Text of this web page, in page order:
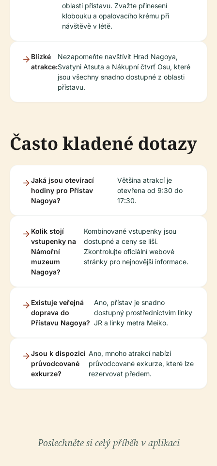
oblasti přístavu. Zvažte přinesení
klobouku a opalovacího krému při
návštěvě v létě.
Blízké
atrakce:
Nezapomeňte navštívit Hrad Nagoya,
Svatyni Atsuta a Nákupní čtvrť Osu, které
jsou všechny snadno dostupné z oblasti
přístavu.
Často kladené dotazy
Jaká jsou otevírací
hodiny pro Přístav
Nagoya?
Většina atrakcí je
otevřena od 9:30 do
17:30.
Kolik stojí
vstupenky na
Námořní
muzeum
Nagoya?
Kombinované vstupenky jsou
dostupné a ceny se liší.
Zkontrolujte oficiální webové
stránky pro nejnovější informace.
Existuje veřejná
doprava do
Přístavu Nagoya?
Ano, přístav je snadno
dostupný prostřednictvím linky
JR a linky metra Meiko.
Jsou k dispozici
průvodcované
exkurze?
Ano, mnoho atrakcí nabízí
průvodcované exkurze, které lze
rezervovat předem.
Poslechněte si celý příběh v aplikaci